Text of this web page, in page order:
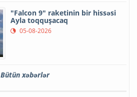
"Falcon 9" raketinin bir hissəsi
Ayla toqquşacaq
05-08-2026
Bütün xəbərlər